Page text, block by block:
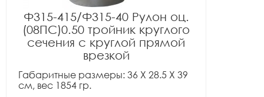
Ф315-415/Ф315-40 Рулон оц.
(08ПС)0.50 тройник круглого
сечения с круглой прямой
врезкой
Габаритные размеры: 36 X 28.5 X 39
см, вес 1854 гр.